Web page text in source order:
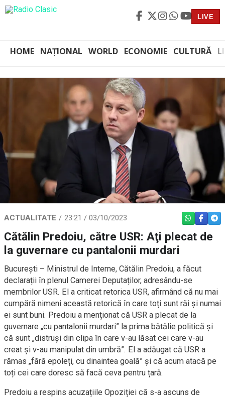
LIVE
HOME NAȚIONAL WORLD ECONOMIE CULTURĂ
ACTUALITATE 23:21 / 03/10/2023 WHATSAPP
Cătălin Predoiu, către USR: Aţi plecat de
la guvernare cu pantalonii murdari
București – Ministrul de Interne, Cătălin Predoiu, a făcut
declarații în plenul Camerei Deputaților, adresându-se
membrilor USR. El a criticat retorica USR, afirmând că nu mai
cumpără nimeni această retorică în care toți sunt răi și numai
ei sunt buni. Predoiu a menționat că USR a plecat de la
guvernare „cu pantalonii murdari” la prima bătălie politică și
că sunt „distruși din clipa în care v-au lăsat cei care v-au
creat și v-au manipulat din umbră”. El a adăugat că USR a
rămas „fără epoleți, cu dinaintea goală” și că acum atacă pe
toți cei care doresc să facă ceva pentru țară.
Predoiu a respins acuzațiile Opoziției că s-a ascuns de